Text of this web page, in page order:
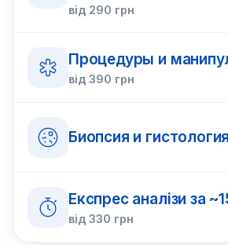
від 290 грн
Процедуры и
від 390 грн
Биопсия и гистология
Експрес аналізи за
від 330 грн